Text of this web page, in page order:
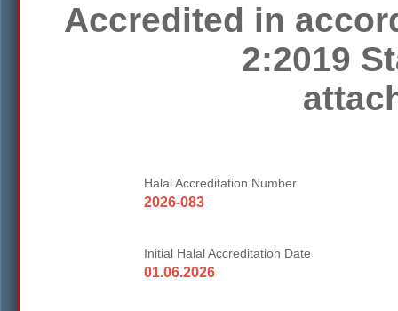
Accredited in
2:2019
Halal Accreditation Number
2026-083
Initial Halal Accreditation Date
01.06.2026